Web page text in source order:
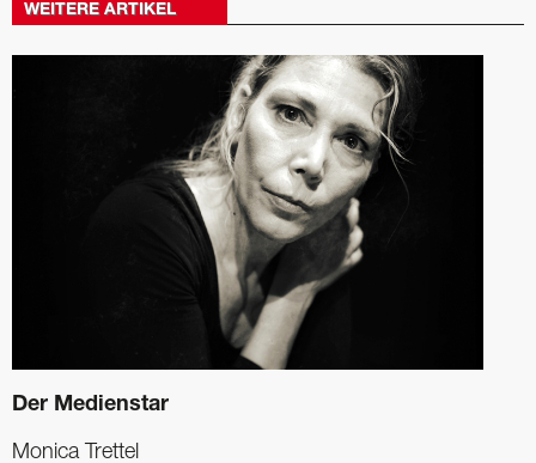
WEITERE ARTIKEL
Der Medienstar
Monica Trettel